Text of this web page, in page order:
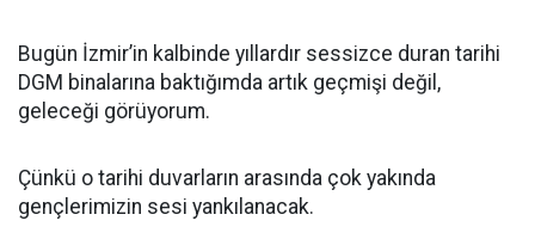
Bugün İzmir’in kalbinde yıllardır sessizce duran tarihi
DGM binalarına baktığımda artık geçmişi değil,
geleceği görüyorum.
Çünkü o tarihi duvarların arasında çok yakında
gençlerimizin sesi yankılanacak.